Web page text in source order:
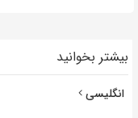
بیشتر بخوانید
انگلیسی